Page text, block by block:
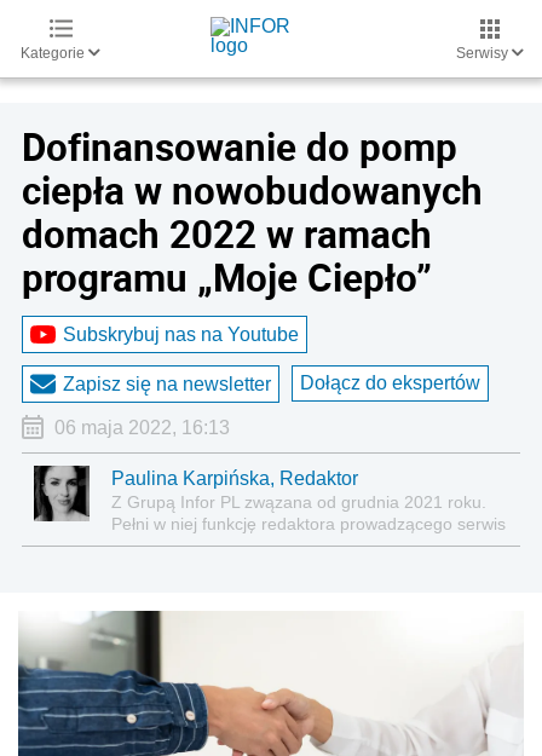
Kategorie Serwisy
Dofinansowanie do pomp
ciepła w nowobudowanych
domach 2022 w ramach
programu „Moje Ciepło”
Subskrybuj nas na Youtube
Zapisz się na newsletter Dołącz do ekspertów
06 maja 2022, 16:13
Paulina Karpińska, Redaktor
Z Grupą Infor PL zwązana od grudnia 2021 roku.
Pełni w niej funkcję redaktora prowadzącego serwis
Nieruchomości oraz współprowadzącego serwisy